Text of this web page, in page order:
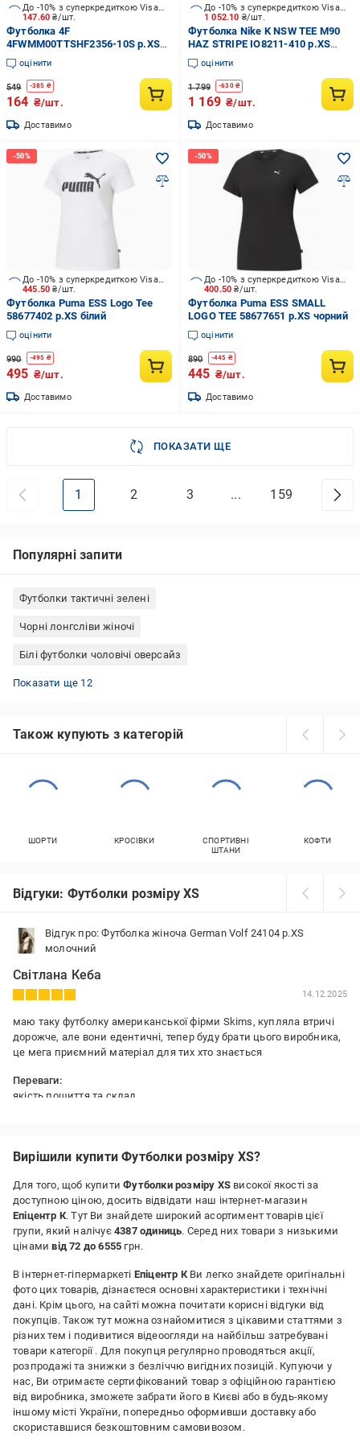
147.60₴/шт.
До -10% з суперкредиткою Visa Вигода
Футболка 4F
4FWMM00TTSHF2356-10S р.XS
білий
оцінити
549 -385 ₴
164 ₴/шт.
Доставимо
1 052.10 ₴/шт.
До -10% з суперкредиткою Visa Вигода
Футболка Nike K NSW TEE M90
HAZ STRIPE IO8211-410 р.XS
синій
оцінити
1 799 -630₴
1 169 ₴/шт.
Доставимо
445.50₴/шт.
До -10% з суперкредиткою Visa Вигода
Футболка Puma ESS Logo Tee
58677402 р.XS білий
оцінити
990 -495 ₴
495 ₴/шт.
Доставимо
400.50₴/шт.
До -10% з суперкредиткою Visa Вигода
Футболка Puma ESS SMALL
LOGO TEE 58677651 р.XS чорний
оцінити
890 -445 ₴
445 ₴/шт.
Доставимо
ПОКАЗАТИ ЩЕ
1 2 3 ... 159
Популярні запити
Футболки тактичні зелені
Чорні лонгсліви жіночі
Білі футболки чоловічі оверсайз
Футболки білі чоловічі
Базові лонгсліви жіночі
Лонгсліви чоловічі білі
Футболки Nike жіночі
Спортивні футболки жіночі
Помаранчеві футболки жіночі
Чорні футболки чоловічі
Турецькі футболки жіночі
Футболки Adidas чоловічі
Лонгсліви тактичні
Лонгсліви жіночі спортивні
Рожеві футболки жіночі
Показати ще 12
Також купують з категорій
ШОРТИ КРОСІВКИ
СПОРТИВНІ
ШТАНИ
КОФТИ
Відгуки: Футболки розміру XS
Відгук про: Футболка жіноча German Volf 24104 р.XS
молочний
Світлана Кеба
14.12.2025
маю таку футболку американської фірми Skims, купляла втричі
дорожче, але вони едентичні, тепер буду брати цього виробника,
це мега приємний матеріал для тих хто знається
Переваги:
якість пошиття та склад
Вирішили купити Футболки розміру XS?
Для того, щоб купитиФутболки розміру XS високої якості за
доступною ціною, досить відвідати наш інтернет-магазин
Епіцентр К. Тут Ви знайдете широкий асортимент товарів цієї
групи, який налічує 4387 одиниць. Серед них товари з низькими
цінамивід 72 до 6555 грн.
В інтернет-гіпермаркеті Епіцентр КВи легко знайдете оригінальні
фото цих товарів, дізнаєтеся основні характеристики і технічні
дані. Крім цього, на сайті можна почитати корисні відгуки від
покупців. Також тут можна ознайомитися з цікавими статтями з
різних тем і подивитися відеоогляди на найбільш затребувані
товари категорії . Для покупця регулярно проводяться акції,
розпродажі та знижки з безліччю вигідних позицій. Купуючи у
нас, Ви отримаєте сертифікований товар з офіційною гарантією
від виробника, зможете забрати його в Києві або в будь-якому
іншому місті України, попередньо оформивши доставку або
скориставшися безкоштовним самовивозом.